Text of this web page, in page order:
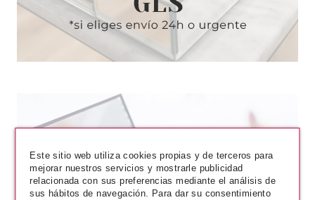
Este sitio web utiliza cookies propias y de terceros para
mejorar nuestros servicios y mostrarle publicidad
relacionada con sus preferencias mediante el análisis de
sus hábitos de navegación. Para dar su consentimiento